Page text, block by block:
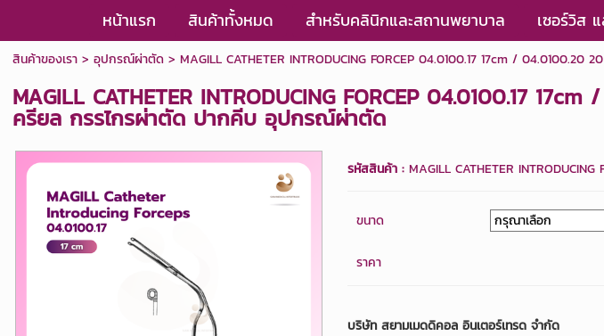
หน้าแรก สินค้าทั้งหมด สำหรับคลินิกและสถานพยาบาล เซอร์วิส
สินค้าของเรา> อุปกรณ์ผ่าตัด> MAGILL CATHETER INTRODUCING FORCEP 04.0100.17 17cm /
MAGILL CATHETER INTRODUCING FORCEP 04.0100.17
ครียล กรรไกรผ่าตัด ปากคีบ อุปกรณ์ผ่าตัด
รหัสสินค้า : MAGILL CATHETER INTRODUCING
ขนาด
ราคา
บริษัท สยามเมดดิคอล อินเตอร์เทรด จำกัด